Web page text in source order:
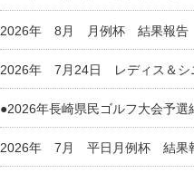
2026年 8月 月例杯 結果報告
2026年 7月24日 レディス＆シ
●2026年長崎県民ゴルフ大会予選
2026年 7月 平日月例杯 結果